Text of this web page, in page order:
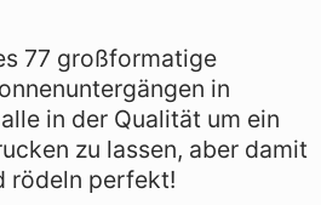
77 großformatige
in
in der Qualität um ein
zu lassen, aber damit
rödeln perfekt!